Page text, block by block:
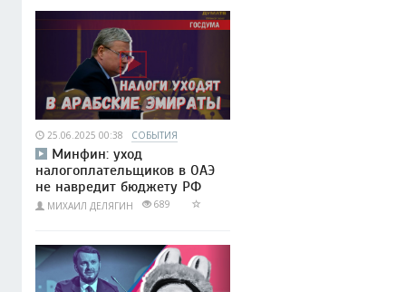
25.06.2025 00:38 СОБЫТИЯ
Минфин: уход
налогоплательщиков в ОАЭ
не навредит бюджету РФ
МИХАИЛ ДЕЛЯГИН 689